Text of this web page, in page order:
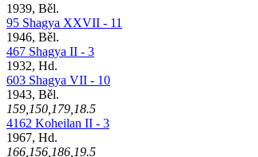
1939, Běl.
95 Shagya XXVII - 11
1946, Běl.
467 Shagya II - 3
1932, Hd.
603 Shagya VII - 10
1943, Běl.
159,150,179,18.5
4162 Koheilan II - 3
1967, Hd.
166,156,186,19.5